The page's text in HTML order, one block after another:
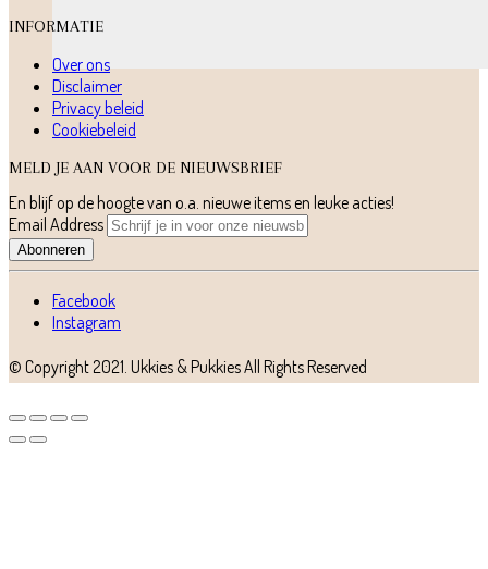
INFORMATIE
Over ons
Disclaimer
Privacy beleid
Cookiebeleid
MELD JE AAN VOOR DE NIEUWSBRIEF
En blijf op de hoogte van o.a. nieuwe items en leuke acties!
Email Address
Abonneren
Facebook
Instagram
© Copyright 2021. Ukkies & PukkiesAll Rights Reserved